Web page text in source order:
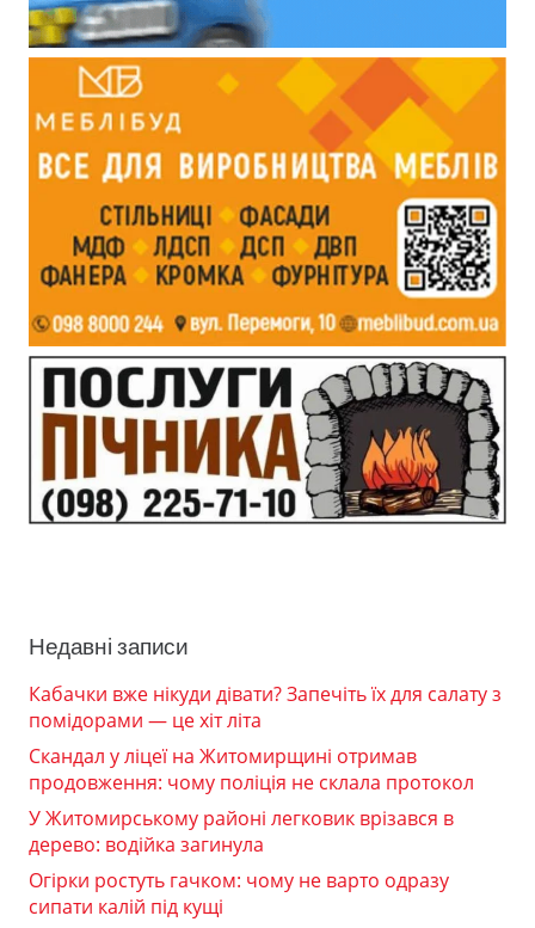
Недавні записи
Кабачки вже нікуди дівати? Запечіть їх для салату з
помідорами — це хіт літа
Скандал у ліцеї на Житомирщині отримав
продовження: чому поліція не склала протокол
У Житомирському районі легковик врізався в
дерево: водійка загинула
Огірки ростуть гачком: чому не варто одразу
сипати калій під кущі